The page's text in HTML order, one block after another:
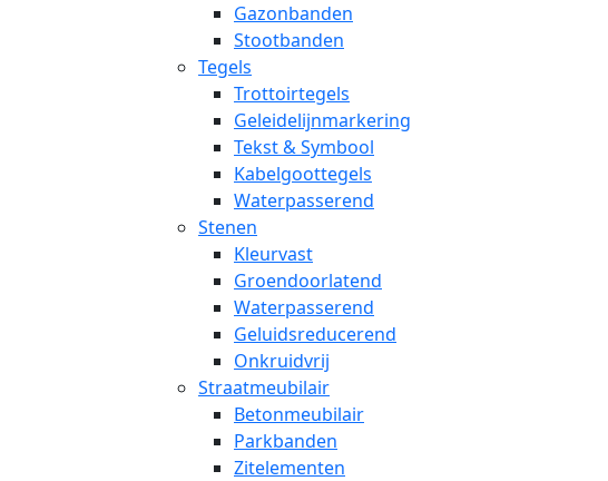
Gazonbanden
Stootbanden
Tegels
Trottoirtegels
Geleidelijnmarkering
Tekst & Symbool
Kabelgoottegels
Waterpasserend
Stenen
Kleurvast
Groendoorlatend
Waterpasserend
Geluidsreducerend
Onkruidvrij
Straatmeubilair
Betonmeubilair
Parkbanden
Zitelementen